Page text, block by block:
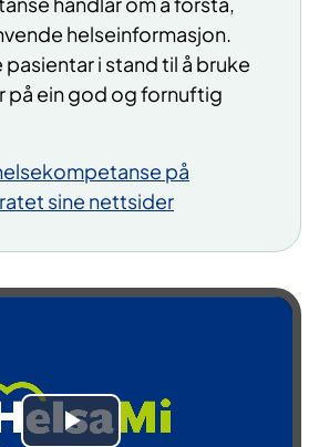
helseinformasjon.
pasientar i stand til å bruke
på ein god og fornuftig
på
sine nettsider​